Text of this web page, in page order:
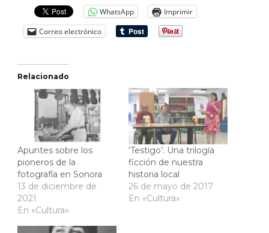
WhatsApp
Imprimir
Correo electrónico
Relacionado
Apuntes sobre los
pioneros de la
fotografía en Sonora
13 de diciembre de
2021
En «Cultura»
‘Testigo’: Una trilogía
ficción de nuestra
historia local
26 de mayo de 2017
En «Cultura»